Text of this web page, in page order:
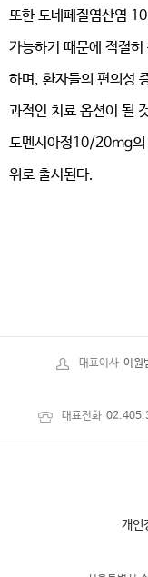
또한 도네페질염산염
가능하기 때문에 적절
하며, 환자들의 편의성
과적인 치료 옵션이 될
도멘시아정10/20mg
위로 출시된다.
대표이사 이원
대표전화
개인